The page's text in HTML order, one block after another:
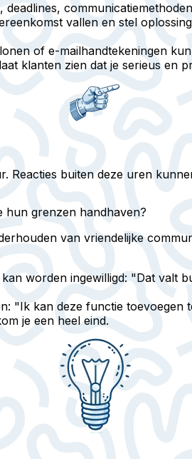
vallen en stel
of e-mailhandtekeningen
klanten zien dat je serieus en
Reacties buiten deze uren
hun grenzen handhaven?
van vriendelijke
worden ingewilligd: "Dat valt
"Ik kan deze functie toevoegen
je een heel eind.